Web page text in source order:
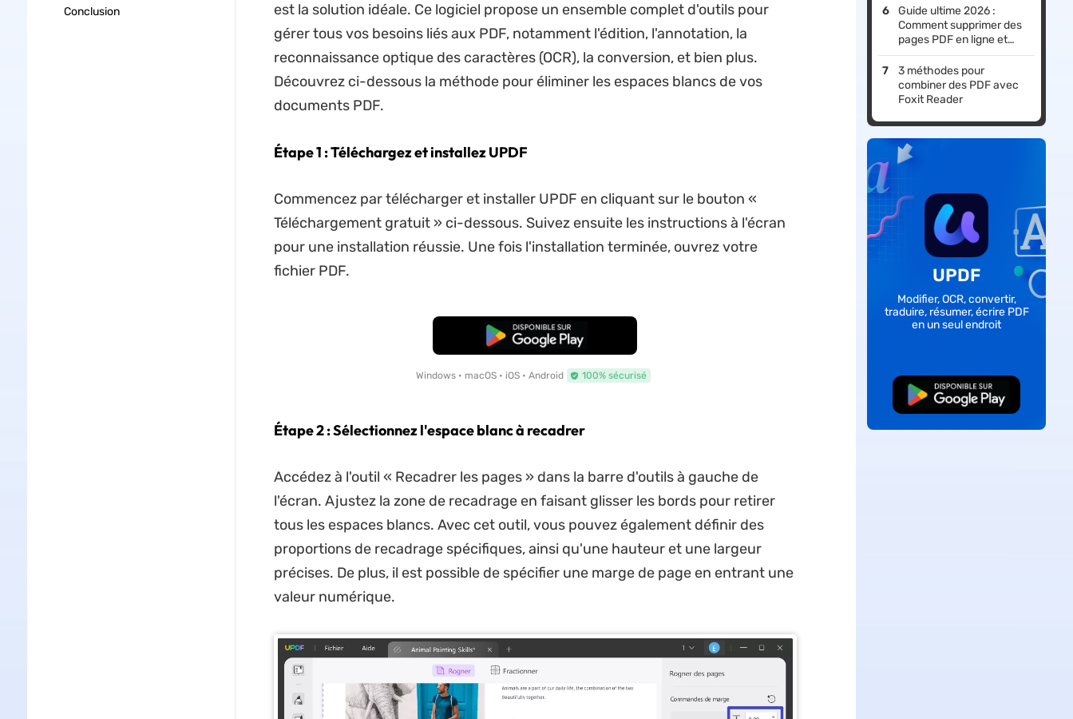
Conclusion
est la solution idéale. Ce logiciel propose un ensemble complet d'outils pour
gérer tous vos besoins liés aux PDF, notamment l'édition, l'annotation, la
reconnaissance optique des caractères (OCR), la conversion, et bien plus.
Découvrez ci-dessous la méthode pour éliminer les espaces blancs de vos
documents PDF.
Étape 1 : Téléchargez et installez UPDF
Commencez par télécharger et installer UPDF en cliquant sur le bouton «
Téléchargement gratuit » ci-dessous. Suivez ensuite les instructions à l'écran
pour une installation réussie. Une fois l'installation terminée, ouvrez votre
fichier PDF.
TÉLÉCHARGER
Windows • macOS • iOS • Android 100% sécurisé
Étape 2 : Sélectionnez l'espace blanc à recadrer
Accédez à l'outil « Recadrer les pages » dans la barre d'outils à gauche de
l'écran. Ajustez la zone de recadrage en faisant glisser les bords pour retirer
tous les espaces blancs. Avec cet outil, vous pouvez également définir des
proportions de recadrage spécifiques, ainsi qu'une hauteur et une largeur
précises. De plus, il est possible de spécifier une marge de page en entrant une
valeur numérique.
Guide ultime 2026 :
Comment supprimer des
pages PDF en ligne et
hors ligne
3 méthodes pour
combiner des PDF avec
Foxit Reader
UPDF
Modifier, OCR, convertir,
traduire, résumer, écrire PDF
en un seul endroit
TÉLÉCHARGER